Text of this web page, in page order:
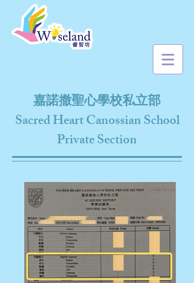
嘉諾撒聖心學校私立部
Sacred Heart Canossian School
Private Section